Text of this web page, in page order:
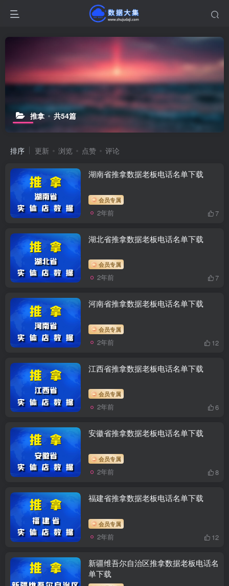
推拿 共54篇
排序 更新 浏览 点赞 评论
湖南省推拿数据老板电话名单下载
会员专属
2年前 7
湖北省推拿数据老板电话名单下载
会员专属
2年前 7
河南省推拿数据老板电话名单下载
会员专属
2年前 12
江西省推拿数据老板电话名单下载
会员专属
2年前 6
安徽省推拿数据老板电话名单下载
会员专属
2年前 8
福建省推拿数据老板电话名单下载
会员专属
2年前 12
新疆维吾尔自治区推拿数据老板电话名
单下载